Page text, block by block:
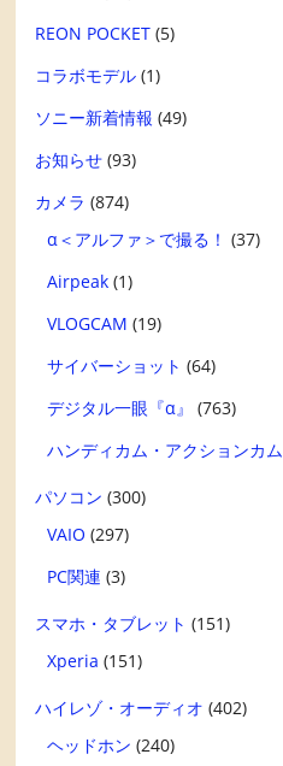
REON POCKET (5)
コラボモデル (1)
ソニー新着情報 (49)
お知らせ (93)
カメラ (874)
α＜アルファ＞で撮る！ (37)
Airpeak (1)
VLOGCAM (19)
サイバーショット (64)
デジタル一眼『α』
(763)
ハンディカム・アクションカム
パソコン (300)
VAIO (297)
PC関連 (3)
スマホ・タブレット (151)
Xperia (151)
ハイレゾ・オーディオ (402)
ヘッドホン (240)